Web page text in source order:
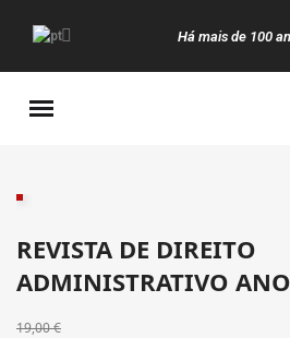
Há mais de 100
REVISTA DE DIREITO
ADMINISTRATIVO
19,00 €